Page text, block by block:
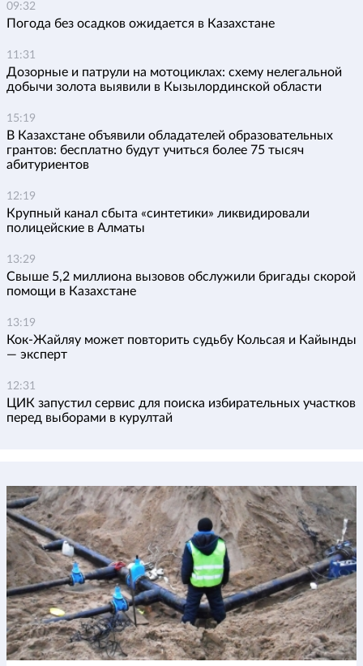
09:32
Погода без осадков ожидается в Казахстане
11:31
Дозорные и патрули на мотоциклах: схему нелегальной
добычи золота выявили в Кызылординской области
15:19
В Казахстане объявили обладателей образовательных
грантов: бесплатно будут учиться более 75 тысяч
абитуриентов
12:19
Крупный канал сбыта «синтетики» ликвидировали
полицейские в Алматы
13:29
Свыше 5,2 миллиона вызовов обслужили бригады скорой
помощи в Казахстане
13:19
Кок-Жайляу может повторить судьбу Кольсая и Кайынды
— эксперт
12:31
ЦИК запустил сервис для поиска избирательных участков
перед выборами в курултай